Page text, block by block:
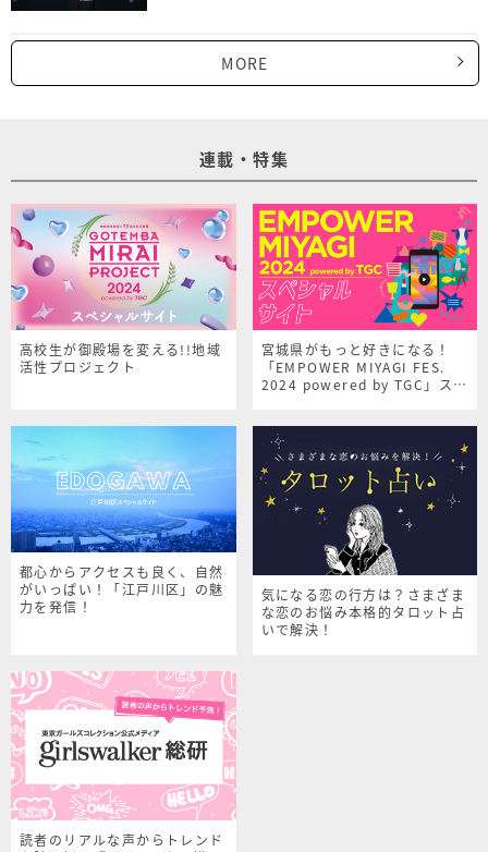
MORE
連載・特集
高校生が御殿場を変える!!地域
活性プロジェクト
宮城県がもっと好きになる！
「EMPOWER MIYAGI FES.
2024 powered by TGC」スペ
都心からアクセスも良く、自然
がいっぱい！「江戸川区」の魅
力を発信！
気になる恋の行方は？さまざま
な恋のお悩み本格的タロット占
いで解決！
読者のリアルな声からトレンド